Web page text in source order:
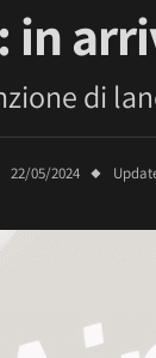
in
di
22/05/2024